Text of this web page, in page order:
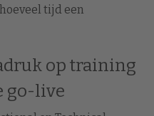
tijd een
op training
go-live